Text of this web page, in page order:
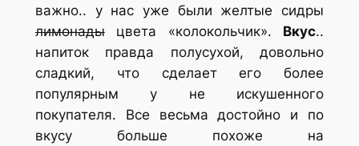
важно.. у нас уже были желтые сидры
лимонадыцвета «колокольчик». Вкус..
напиток правда полусухой, довольно
сладкий, что сделает его более
популярным у не искушенного
покупателя. Все весьма достойно и по
вкусу больше похоже на